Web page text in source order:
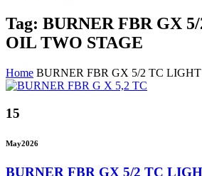
Tag: BURNER FBR GX
OIL TWO STAGE
Home BURNER FBR GX 5/2 TC
15
May2026
BURNER FBR GX 5/2 TC